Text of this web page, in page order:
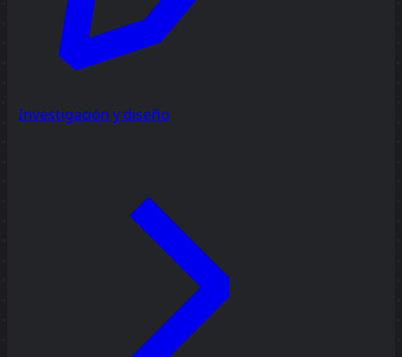
Investigación y diseño